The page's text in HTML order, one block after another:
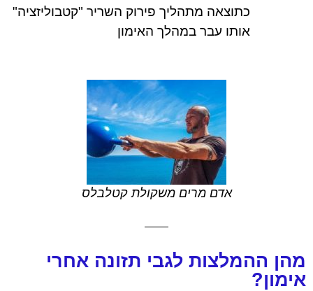
כתוצאה מתהליך פירוק השריר "קטבוליזציה"
אותו עבר במהלך האימון
אדם מרים משקולת קטלבלס
מהן ההמלצות לגבי תזונה אחרי
אימון?